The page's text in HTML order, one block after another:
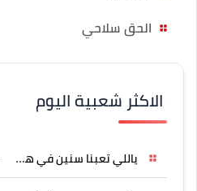
الحق سلاحي
الاكثر شعبية اليوم
ياللي تعبنا سنين في هواه